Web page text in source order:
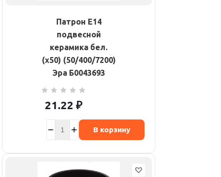
Патрон E14
подвесной
керамика бел.
(х50) (50/400/7200)
Эра Б0043693
21.22 ₽
В корзину